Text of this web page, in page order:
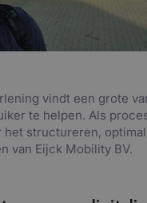
vindt een grote
te helpen. Als
structureren,
van Eijck Mobility BV.